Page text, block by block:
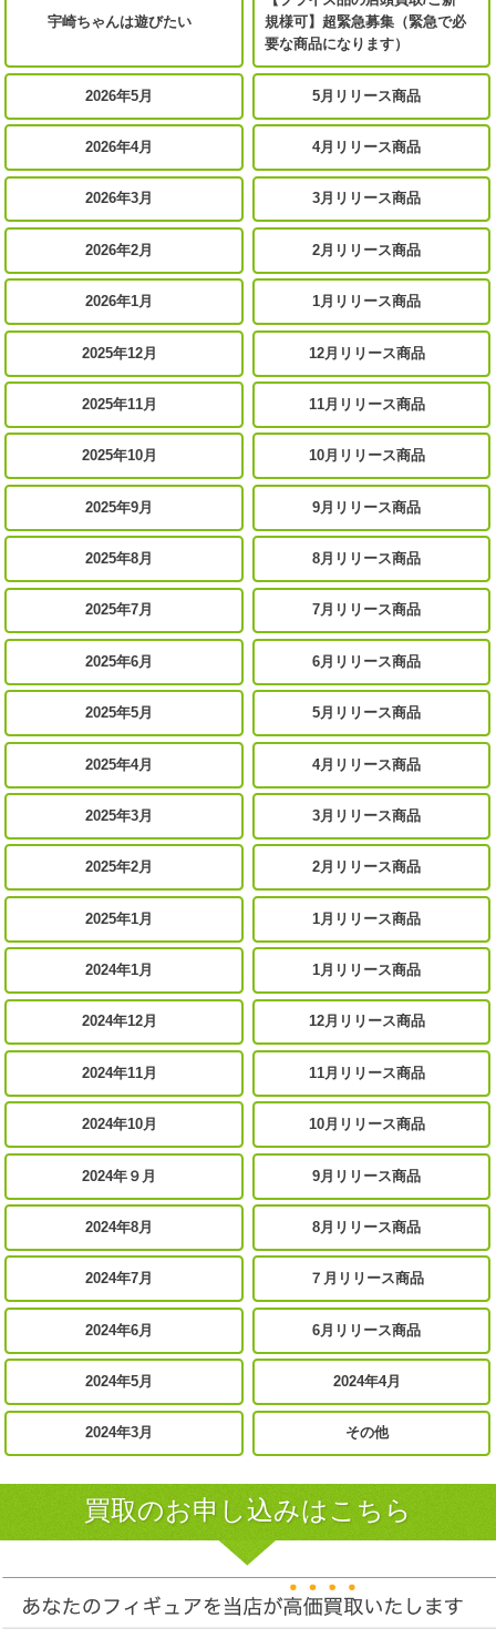
宇崎ちゃんは遊びたい
規様可】超緊急募集（緊急で必
要な商品になります）
2026年5月 5月リリース商品
2026年4月 4月リリース商品
2026年3月 3月リリース商品
2026年2月 2月リリース商品
2026年1月 1月リリース商品
2025年12月 12月リリース商品
2025年11月 11月リリース商品
2025年10月 10月リリース商品
2025年9月 9月リリース商品
2025年8月 8月リリース商品
2025年7月 7月リリース商品
2025年6月 6月リリース商品
2025年5月 5月リリース商品
2025年4月 4月リリース商品
2025年3月 3月リリース商品
2025年2月 2月リリース商品
2025年1月 1月リリース商品
2024年1月 1月リリース商品
2024年12月 12月リリース商品
2024年11月 11月リリース商品
2024年10月 10月リリース商品
2024年９月 9月リリース商品
2024年8月 8月リリース商品
2024年7月 ７月リリース商品
2024年6月 6月リリース商品
2024年5月 2024年4月
2024年3月 その他
買取のお申し込みはこちら